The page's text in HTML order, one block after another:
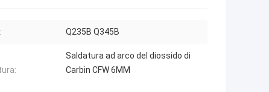
Q235B Q345B
Saldatura ad arco del diossido di
Carbin CFW 6MM